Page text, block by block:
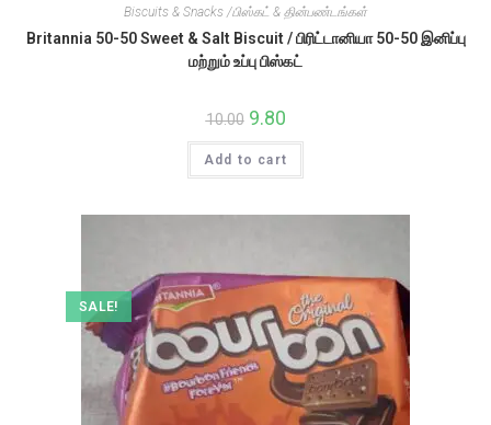
Biscuits & Snacks /பிஸ்கட் & தின்பண்டங்கள்
Britannia 50-50 Sweet & Salt Biscuit / பிரிட்டானியா 50-50 இனிப்பு
மற்றும் உப்பு பிஸ்கட்
10.00 Original
price
was:
₹10.00.
9.80Current
is:
₹9.80.
Add to cart
SALE!